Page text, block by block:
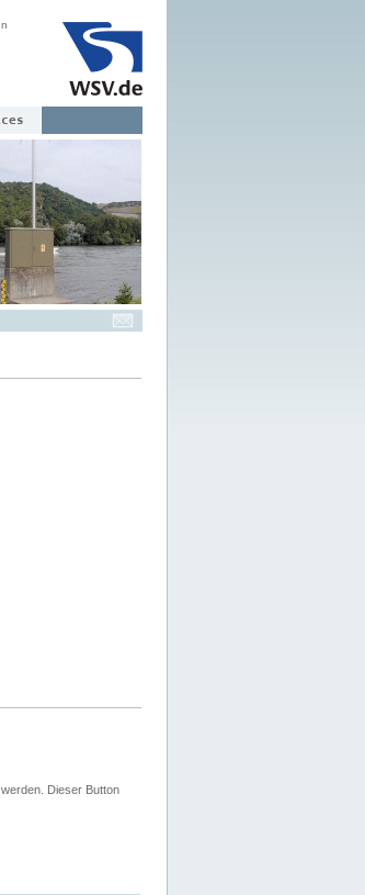
Dieser Button